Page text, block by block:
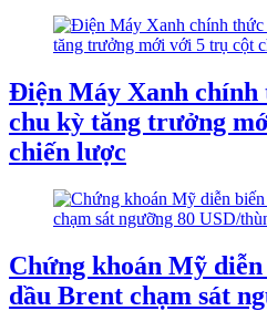
Điện Máy Xanh chính
chu kỳ tăng trưởng
chiến lược
Chứng khoán Mỹ
dầu Brent chạm sát